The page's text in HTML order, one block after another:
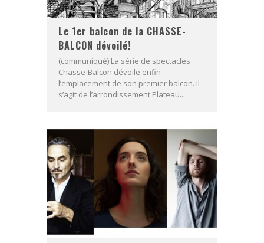
Le 1er balcon de la CHASSE-
BALCON dévoilé!
(communiqué) La série de spectacles
Chasse-Balcon dévoile enfin
l’emplacement de son premier balcon. Il
s’agit de l’arrondissement Plateau...